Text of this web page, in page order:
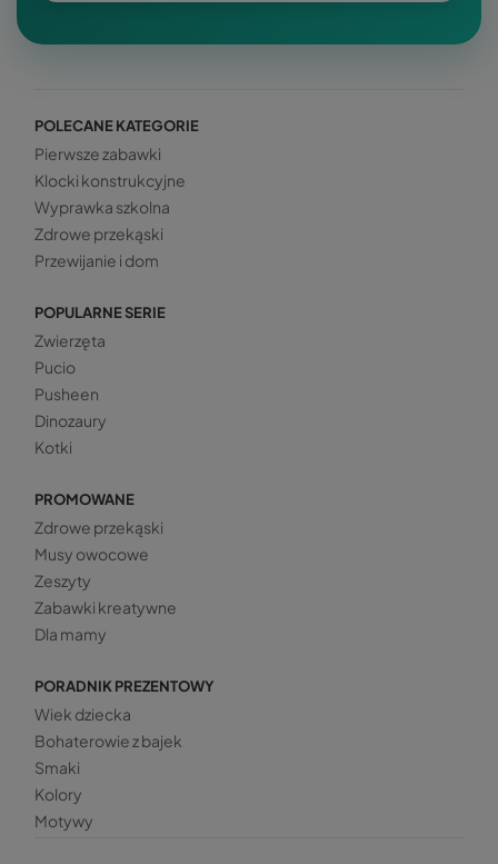
POLECANE KATEGORIE
Pierwsze zabawki
Klocki konstrukcyjne
Wyprawka szkolna
Zdrowe przekąski
Przewijanie i dom
POPULARNE SERIE
Zwierzęta
Pucio
Pusheen
Dinozaury
Kotki
PROMOWANE
Zdrowe przekąski
Musy owocowe
Zeszyty
Zabawki kreatywne
Dla mamy
PORADNIK PREZENTOWY
Wiek dziecka
Bohaterowie z bajek
Smaki
Kolory
Motywy